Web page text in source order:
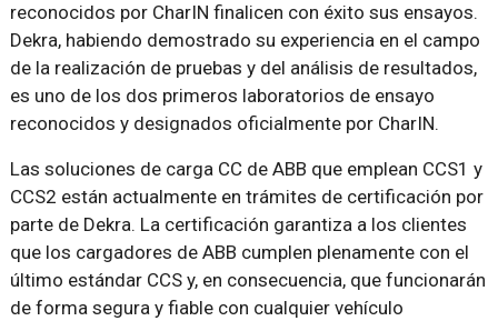
reconocidos por CharIN finalicen con éxito sus ensayos.
Dekra, habiendo demostrado su experiencia en el campo
de la realización de pruebas y del análisis de resultados,
es uno de los dos primeros laboratorios de ensayo
reconocidos y designados oficialmente por CharIN.
Las soluciones de carga CC de ABB que emplean CCS1 y
CCS2 están actualmente en trámites de certificación por
parte de Dekra. La certificación garantiza a los clientes
que los cargadores de ABB cumplen plenamente con el
último estándar CCS y, en consecuencia, que funcionarán
de forma segura y fiable con cualquier vehículo